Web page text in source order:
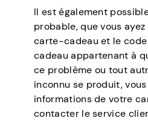
Il est également
probable, que vous
carte-cadeau et le code
cadeau appartenant à
ce problème ou tout
inconnu se produit,
informations de votre
contacter le service